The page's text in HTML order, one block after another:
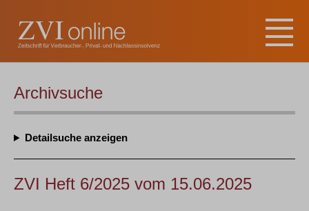
Archivsuche
Detailsuche
ZVI Heft 6/2025 vom 15.06.2025